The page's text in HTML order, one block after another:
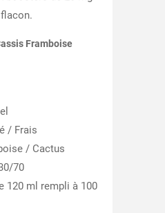
Framboise
/ Frais
/ Cactus
70
120 ml rempli à 100